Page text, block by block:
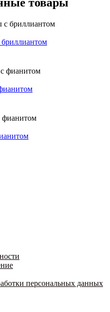
бриллиантом
персональных данных